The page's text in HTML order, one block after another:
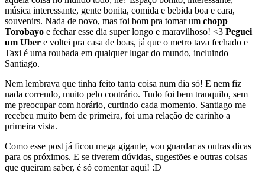
música interessante, gente bonita, comida e bebida boa e cara,
souvenirs. Nada de novo, mas foi bom pra tomar um chopp
Torobayo e fechar esse dia super longo e maravilhoso! <3 Peguei
um Uber e voltei pra casa de boas, já que o metro tava fechado e
Taxi é uma roubada em qualquer lugar do mundo, incluindo
Santiago.
Nem lembrava que tinha feito tanta coisa num dia só! E nem fiz
nada correndo, muito pelo contrário. Tudo foi bem tranquilo, sem
me preocupar com horário, curtindo cada momento. Santiago me
recebeu muito bem de primeira, foi uma relação de carinho a
primeira vista.
Como esse post já ficou mega gigante, vou guardar as outras dicas
para os próximos. E se tiverem dúvidas, sugestões e outras coisas
que queiram saber, é só comentar aqui! :D